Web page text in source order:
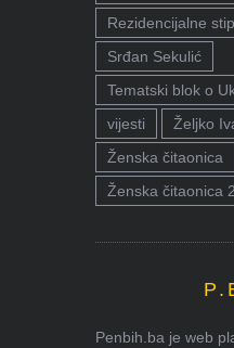
Rezidencijalne
Srđan Sekulić
Tematski blok o
vijesti
Željko
Ženska čitaonica
Ženska čitaonica
Penbih.ba je web